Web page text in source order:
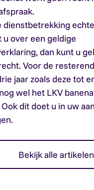
dienstbetrekking
u over een geldige
dan kunt u
Voor de
jaar zoals deze tot
wel het LKV
dit doet u in uw
Bekijk alle artikelen